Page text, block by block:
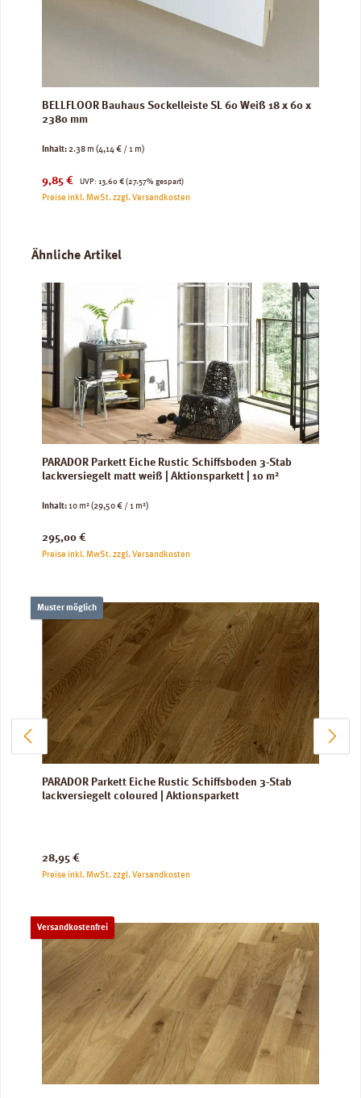
BELLFLOOR Bauhaus Sockelleiste SL 60 Weiß 18 x 60 x
2380 mm
Inhalt:2.38 m (4,14 € / 1 m)
Verkaufspreis:
9,85 € UVP:
Regulärer Preis:
13,60 € (27.57% gespart)
Preise inkl. MwSt. zzgl. Versandkosten
Produktgalerie überspringen
Ähnliche Artikel
PARADOR Parkett Eiche Rustic Schiffsboden 3-Stab
lackversiegelt matt weiß | Aktionsparkett | 10 m²
Inhalt:10 m²(29,50 € / 1 m²)
Regulärer Preis:
295,00 €
Preise inkl. MwSt. zzgl. Versandkosten
Muster möglich
PARADOR Parkett Eiche Rustic Schiffsboden 3-Stab
lackversiegelt coloured | Aktionsparkett
Regulärer Preis:
28,95 €
Preise inkl. MwSt. zzgl. Versandkosten
Versandkostenfrei